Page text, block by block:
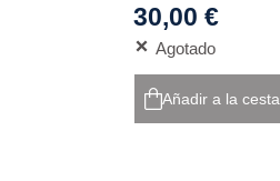
30,00 €
Agotado
Añadir a la cesta